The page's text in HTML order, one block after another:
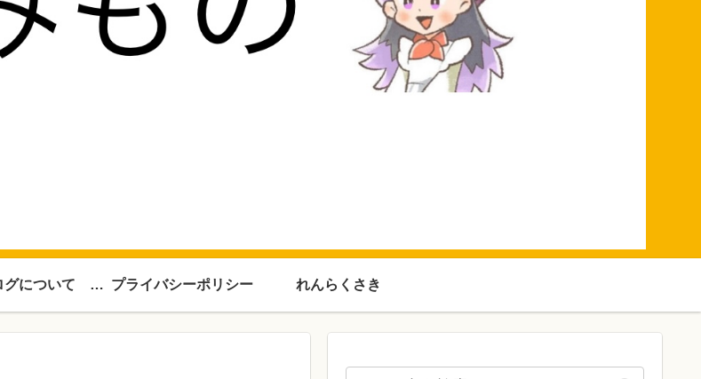
このブログについて About this blog プライバシーポリシー れんらくさき